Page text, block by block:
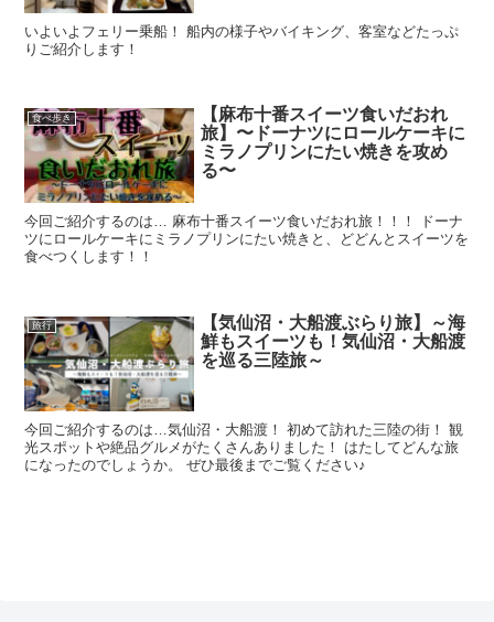
いよいよフェリー乗船！ 船内の様子やバイキング、客室などたっぷ
りご紹介します！
食べ歩き
【麻布十番スイーツ食いだおれ
旅】〜ドーナツにロールケーキに
ミラノプリンにたい焼きを攻め
る〜
今回ご紹介するのは… 麻布十番スイーツ食いだおれ旅！！！ ドーナ
ツにロールケーキにミラノプリンにたい焼きと、どどんとスイーツを
食べつくします！！
旅行
【気仙沼・大船渡ぶらり旅】～海
鮮もスイーツも！気仙沼・大船渡
を巡る三陸旅～
今回ご紹介するのは…気仙沼・大船渡！ 初めて訪れた三陸の街！ 観
光スポットや絶品グルメがたくさんありました！ はたしてどんな旅
になったのでしょうか。 ぜひ最後までご覧ください♪